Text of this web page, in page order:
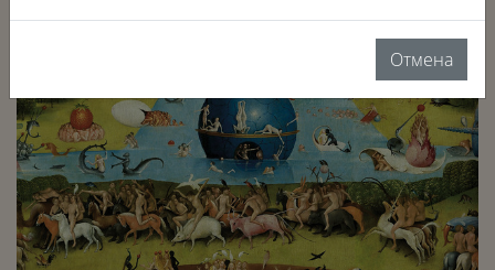
Отмена